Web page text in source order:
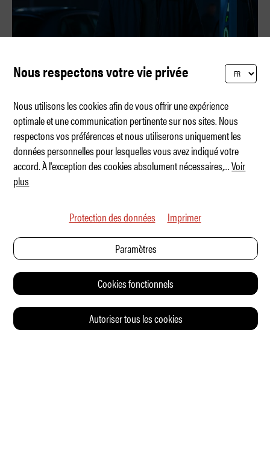
Station E-Laber
Nous respectons votre vie privée
Nous utilisons les cookies afin de vous offrir une expérience
optimale et une communication pertinente sur nos sites. Nous
respectons vos préférences et nous utiliserons uniquement les
données personnelles pour lesquelles vous avez indiqué votre
accord. À l'exception des cookies absolument nécessaires,...Voir
plus
Protection des données Imprimer
Paramètres
Cookies fonctionnels
Autoriser tous les cookies